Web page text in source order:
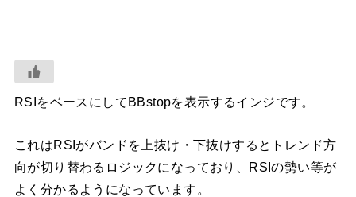
RSIをベースにしてBBstopを表示するインジです。
これはRSIがバンドを上抜け・下抜けするとトレンド方
向が切り替わるロジックになっており、RSIの勢い等が
よく分かるようになっています。